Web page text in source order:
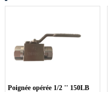
Poignée opérée 1/2 '' 150LB